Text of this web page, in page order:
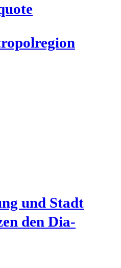
und Stadt
den Dia­